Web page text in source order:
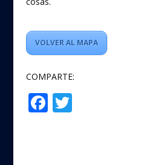
VOLVER AL MAPA
COMPARTE:
F
ac
T